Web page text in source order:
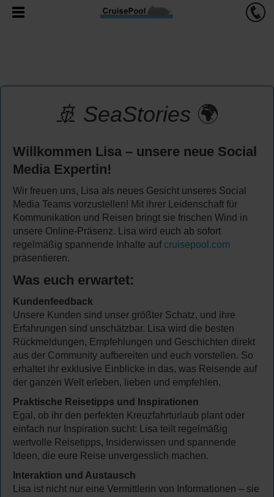
🚢 SeaStories 🌍
Willkommen Lisa – unsere neue Social
Media Expertin!
Wir freuen uns, Lisa als neues Gesicht unseres Social
Media Teams vorzustellen! Mit ihrer Leidenschaft für
Kommunikation und Reisen bringt sie frischen Wind in
unsere Online-Präsenz. Lisa wird euch ab sofort
regelmäßig spannende Inhalte auf cruisepool.com
präsentieren.
Was euch erwartet:
Kundenfeedback
Unsere Kunden sind unser größter Schatz, und ihre
Erfahrungen sind unschätzbar. Lisa wird die besten
Rückmeldungen, Empfehlungen und Geschichten direkt
aus der Community aufbereiten und euch vorstellen. So
erhaltet ihr exklusive Einblicke in das, was Reisende auf
der ganzen Welt erleben, lieben und empfehlen.
Praktische Reisetipps und Inspirationen
Egal, ob ihr den perfekten Kreuzfahrturlaub plant oder
einfach nur Inspiration sucht: Lisa teilt regelmäßig
wertvolle Reisetipps, Insiderwissen und spannende
Ideen, die eure Reise unvergesslich machen.
Interaktion und Austausch
Lisa ist nicht nur eine Vermittlerin von Informationen – sie